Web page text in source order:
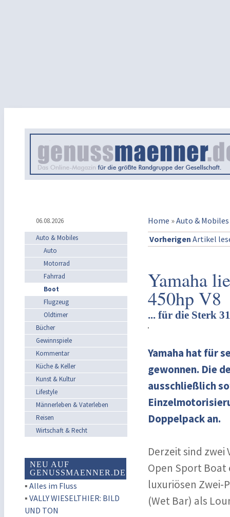
06.08.2026 Home »Auto & Mobiles
Auto & Mobiles
Auto
Motorrad
Fahrrad
Boot
Flugzeug
Oldtimer
Bücher
Gewinnspiele
Kommentar
Küche & Keller
Kunst & Kultur
Lifestyle
Männerleben & Vaterleben
Reisen
Wirtschaft & Recht
NEU AUF
GENUSSMAENNER.DE
▪ Alles im Fluss
▪ VALLY WIESELTHIER: BILD
UND TON
Vorherigen Artikel
Yamaha
450hp V8
... für die Sterk 31
Yamaha hat für
gewonnen. Die
ausschließlich
Doppelpack an.
Derzeit sind zwei
Open Sport Boat
luxuriösen Zwei-
(Wet Bar) als